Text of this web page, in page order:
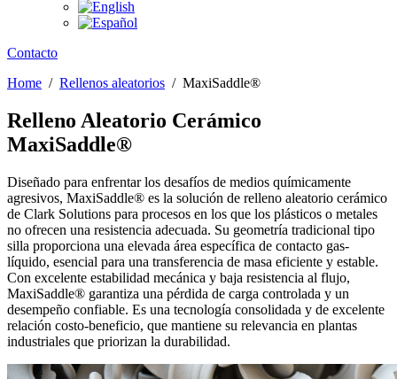
Contacto
Home / Rellenos aleatorios / MaxiSaddle®
Relleno Aleatorio Cerámico
MaxiSaddle®
Diseñado para enfrentar los desafíos de medios químicamente
agresivos, MaxiSaddle® es la solución de relleno aleatorio cerámico
de Clark Solutions para procesos en los que los plásticos o metales
no ofrecen una resistencia adecuada. Su geometría tradicional tipo
silla proporciona una elevada área específica de contacto gas-
líquido, esencial para una transferencia de masa eficiente y estable.
Con excelente estabilidad mecánica y baja resistencia al flujo,
MaxiSaddle® garantiza una pérdida de carga controlada y un
desempeño confiable. Es una tecnología consolidada y de excelente
relación costo-beneficio, que mantiene su relevancia en plantas
industriales que priorizan la durabilidad.